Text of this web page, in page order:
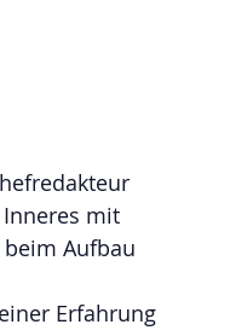
mit
Aufbau
Erfahrung